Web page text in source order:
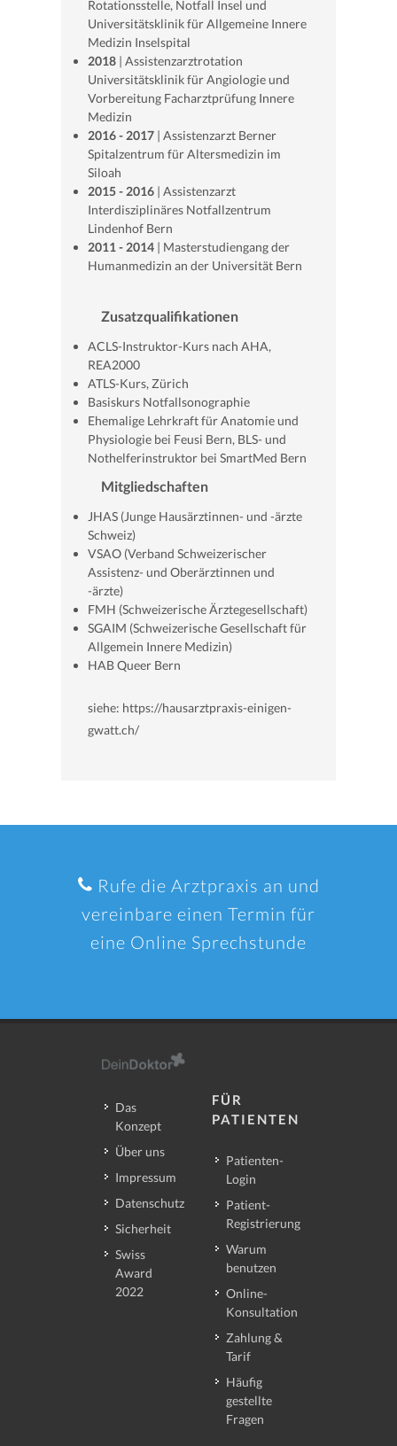
Rotationsstelle, Notfall Insel und
Universitätsklinik für Allgemeine Innere
Medizin Inselspital
2018 | Assistenzarztrotation
Universitätsklinik für Angiologie und
Vorbereitung Facharztprüfung Innere
Medizin
2016 - 2017 | Assistenzarzt Berner
Spitalzentrum für Altersmedizin im
Siloah
2015 - 2016 | Assistenzarzt
Interdisziplinäres Notfallzentrum
Lindenhof Bern
2011 - 2014 | Masterstudiengang der
Humanmedizin an der Universität Bern
Zusatzqualifikationen
ACLS-Instruktor-Kurs nach AHA,
REA2000
ATLS-Kurs, Zürich
Basiskurs Notfallsonographie
Ehemalige Lehrkraft für Anatomie und
Physiologie bei Feusi Bern, BLS- und
Nothelferinstruktor bei SmartMed Bern
Mitgliedschaften
JHAS (Junge Hausärztinnen- und -ärzte
Schweiz)
VSAO (Verband Schweizerischer
Assistenz- und Oberärztinnen und
-ärzte)
FMH (Schweizerische Ärztegesellschaft)
SGAIM (Schweizerische Gesellschaft für
Allgemein Innere Medizin)
HAB Queer Bern
siehe: https://hausarztpraxis-einigen-
gwatt.ch/
Rufe die Arztpraxis an und
vereinbare einen Termin für
eine Online Sprechstunde
Das
Konzept
Über uns
Impressum
Datenschutz
Sicherheit
Swiss
Award
2022
FÜR
PATIENTEN
Patienten-
Login
Patient-
Registrierung
Warum
benutzen
Online-
Konsultation
Zahlung &
Tarif
Häufig
gestellte
Fragen